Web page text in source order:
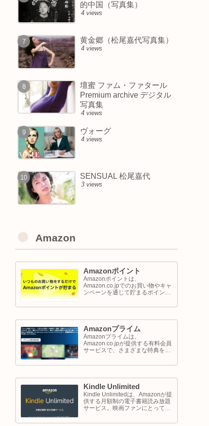
的中国（写真集）
4 views
黄金郷（松尾嘉代写真集）
4 views
壇蜜 ファム・ファタール
Premium archive デジタル
写真集
4 views
ヴォーグ
4 views
SENSUAL 松尾嘉代
3 views
Amazon
Amazonポイント
Amazonポイントは、
Amazon.co.jpでのお買い物やキャ
ンペーンを通じて貯まるポイント
当として、商品の購入代金に利用
Amazon ポイントの使い方と貯め
方を解説します。
Amazonプライム
Amazonプライムは、
Amazon.co.jpが提供する有料会員
サービスで、さまざまな特典を享
スは、配送の利便性向上からエン
限定割引までをカバーし、日常の
ショッピングや生活をサポートし
ます。
Kindle Unlimited
Kindle Unlimitedは、Amazonが提
供する月額制の電子書籍読み放題
サービス。映画ファンにとって
ビスではありませんが、映画の世